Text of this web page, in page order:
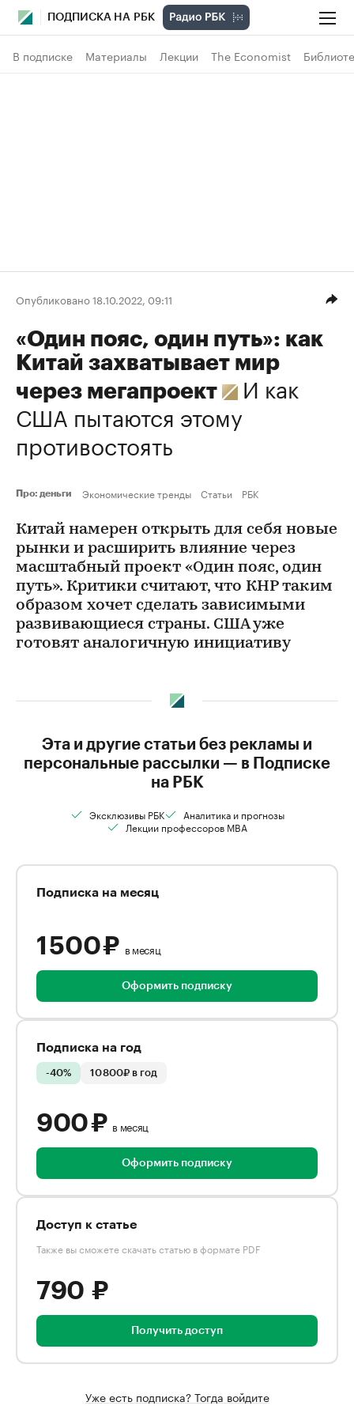
ПОДПИСКА НА РБК
В подписке Материалы Лекции The Economist
Опубликовано 18.10.2022, 09:11
«Один пояс, один путь»: как
Китай захватывает мир
через мегапроект
И как
США пытаются этому
противостоять
Про: деньги Экономические тренды Статьи РБК
Китай намерен открыть для себя новые
рынки и расширить влияние через
масштабный проект «Один пояс, один
путь». Критики считают, что КНР таким
образом хочет сделать зависимыми
развивающиеся страны. США уже
готовят аналогичную инициативу
Эта и другие статьи без рекламы и
персональные рассылки — в Подписке
на РБК
Эксклюзивы РБК
Аналитика и прогнозы
Лекции профессоров MBA
Подписка на месяц
1 500 ₽ в месяц
Оформить подписку
Подписка на год
-40% 10 800₽ в год
900 ₽ в месяц
Оформить подписку
Доступ к статье
Также вы сможете скачать статью в формате PDF
790 ₽
Получить доступ
Уже есть подписка? Тогда войдите